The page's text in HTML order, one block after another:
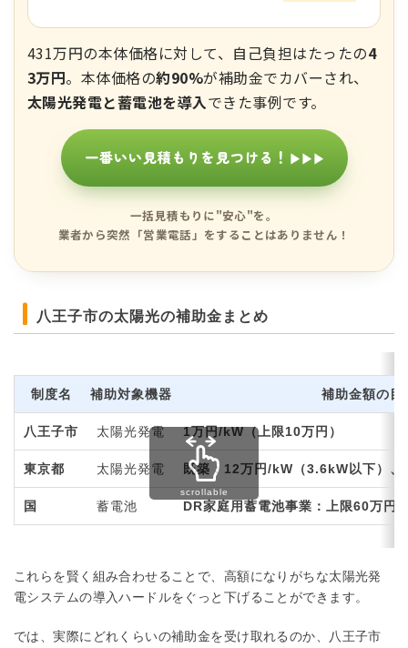
431万円の本体価格に対して、自己負担はたったの4
3万円。本体価格の約90%が補助金でカバーされ、
太陽光発電と蓄電池を導入できた事例です。
一番いい見積もりを見つける！ ▶▶▶
一括見積もりに"安心"を。
業者から突然「営業電話」をすることはありません！
八王子市の太陽光の補助金まとめ
制度名 補助対象機器 補助金額の目
八王子市 太陽光発電 1万円/kW（上限10万円）
東京都 太陽光発電 既築：12万円/kW（3.6kW以下）
国 蓄電池 DR家庭用蓄電池事業：上限60万円
これらを賢く組み合わせることで、高額になりがちな太陽光発
電システムの導入ハードルをぐっと下げることができます。
では、実際にどれくらいの補助金を受け取れるのか、八王子市